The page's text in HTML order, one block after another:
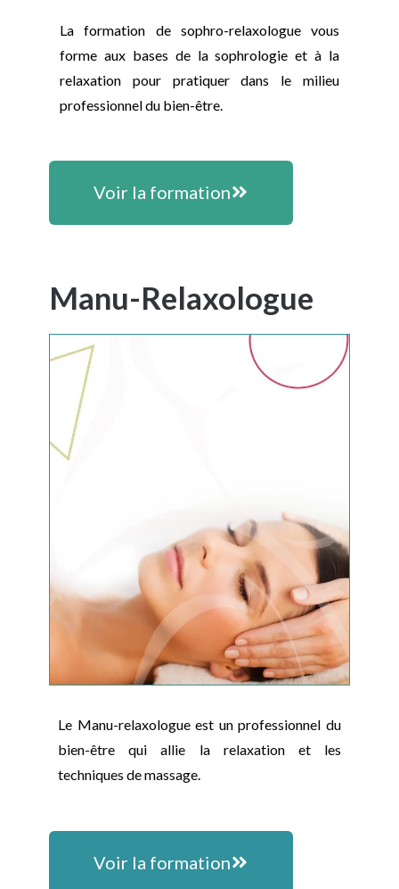
La formation de sophro-relaxologue vous
forme aux bases de la sophrologie et à la
relaxation pour pratiquer dans le milieu
professionnel du bien-être.
Voir la formation
Manu-Relaxologue
Le Manu-relaxologue est un professionnel du
bien-être qui allie la relaxation et les
techniques de massage.
Voir la formation